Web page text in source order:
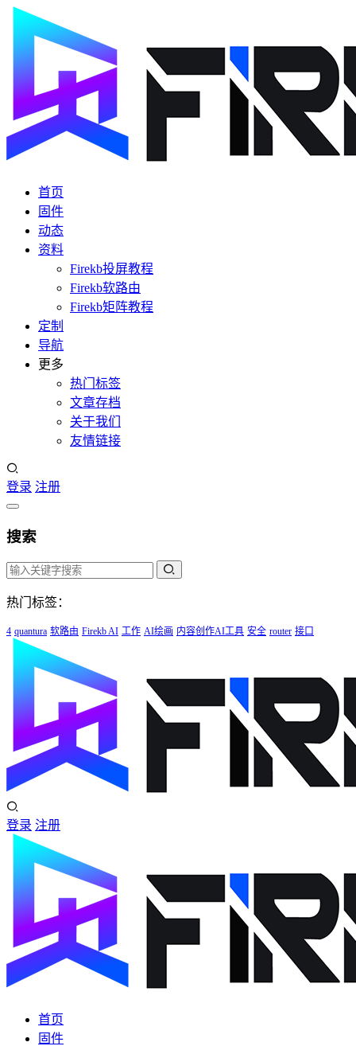
首页
固件
动态
资料
Firekb投屏教程
Firekb软路由
Firekb矩阵教程
定制
导航
更多
热门标签
文章存档
关于我们
友情链接
登录 注册
搜索
热门标签：
4 quantura 软路由 Firekb AI 工作 AI绘画 内容创作AI工具 安全 router 接口
登录 注册
首页
固件